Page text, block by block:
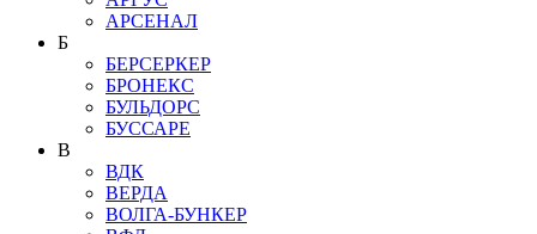
АРСЕНАЛ
Б
БЕРСЕРКЕР
БРОНЕКС
БУЛЬДОРС
БУССАРЕ
В
ВДК
ВЕРДА
ВОЛГА-БУНКЕР